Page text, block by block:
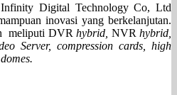
Digital Technology Co, Ltd
inovasi yang berkelanjutan.
meliputi DVRhybrid, NVRhybrid,
Server, compression cards, high